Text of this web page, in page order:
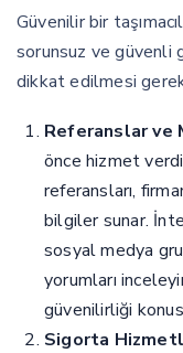
Güvenilir bir
sorunsuz ve güvenli
dikkat edilmesi
Referanslar ve
önce hizmet
referansları,
bilgiler sunar.
sosyal medya
yorumları
güvenilirliği
Sigorta